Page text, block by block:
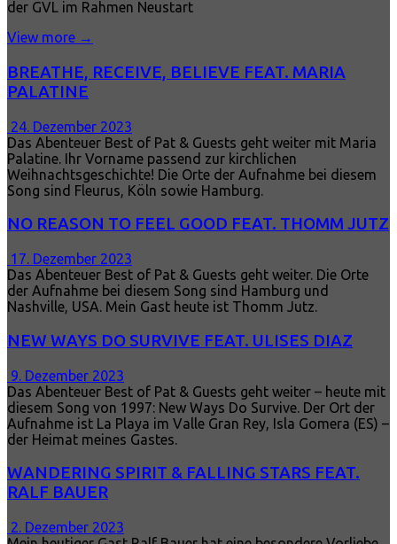
der GVL im Rahmen Neustart
View more →
BREATHE, RECEIVE, BELIEVE FEAT. MARIA
PALATINE
24. Dezember 2023
Das Abenteuer Best of Pat & Guests geht weiter mit Maria
Palatine. Ihr Vorname passend zur kirchlichen
Weihnachtsgeschichte! Die Orte der Aufnahme bei diesem
Song sind Fleurus, Köln sowie Hamburg.
NO REASON TO FEEL GOOD FEAT. THOMM JUTZ
17. Dezember 2023
Das Abenteuer Best of Pat & Guests geht weiter. Die Orte
der Aufnahme bei diesem Song sind Hamburg und
Nashville, USA. Mein Gast heute ist Thomm Jutz.
NEW WAYS DO SURVIVE FEAT. ULISES DIAZ
9. Dezember 2023
Das Abenteuer Best of Pat & Guests geht weiter – heute mit
diesem Song von 1997: New Ways Do Survive. Der Ort der
Aufnahme ist La Playa im Valle Gran Rey, Isla Gomera (ES) –
der Heimat meines Gastes.
WANDERING SPIRIT & FALLING STARS FEAT.
RALF BAUER
2. Dezember 2023